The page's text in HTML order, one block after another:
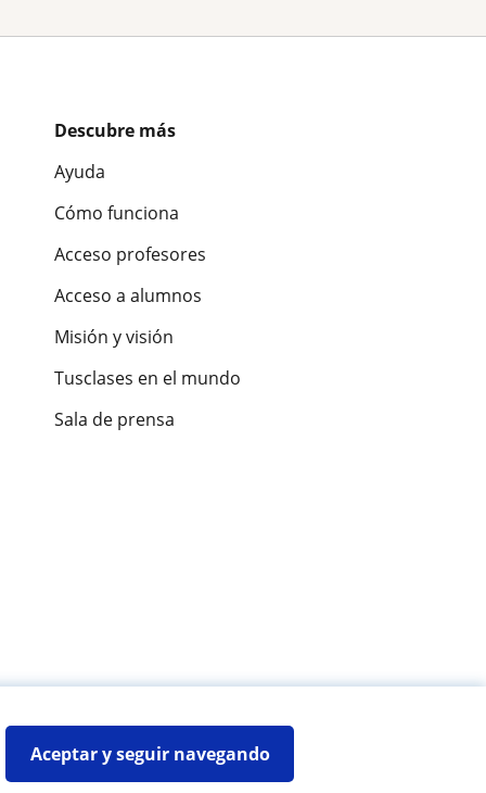
Aceptar y seguir navegando
Descubre más
Ayuda
Cómo funciona
Acceso profesores
Acceso a alumnos
Misión y visión
Tusclases en el mundo
Sala de prensa
Mapa web:Profesores particulares